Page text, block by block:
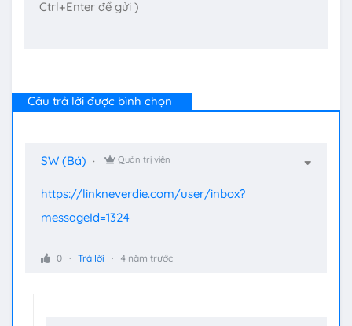
Câu trả lời được bình chọn
SW (Bá) Quản trị viên
https://linkneverdie.com/user/inbox?
messageId=1324
0 Trả lời 4 năm trước